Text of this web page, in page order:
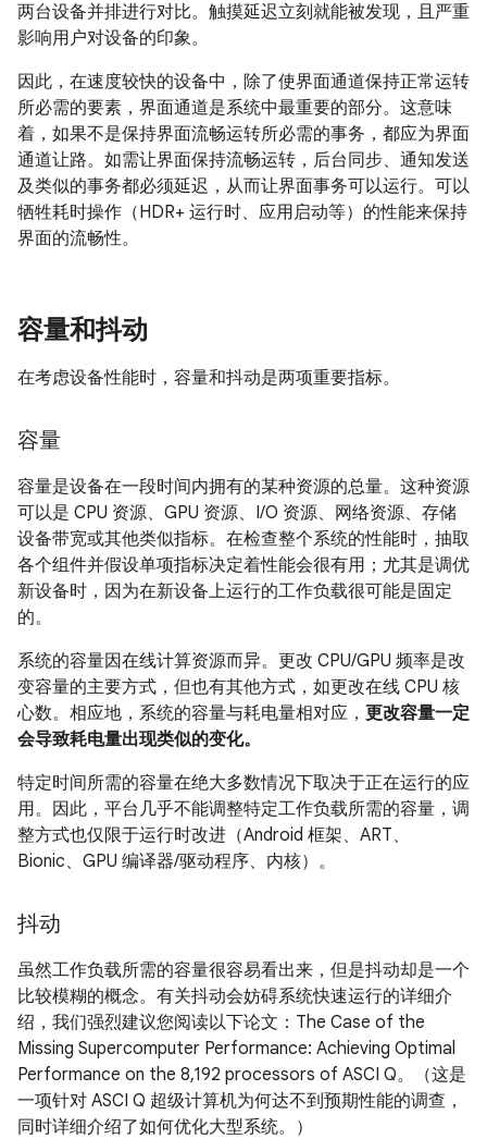
两台设备并排进行对比。触摸延迟立刻就能被发现，且严重
影响用户对设备的印象。
因此，在速度较快的设备中，除了使界面通道保持正常运转
所必需的要素，界面通道是系统中最重要的部分。这意味
着，如果不是保持界面流畅运转所必需的事务，都应为界面
通道让路。如需让界面保持流畅运转，后台同步、通知发送
及类似的事务都必须延迟，从而让界面事务可以运行。可以
牺牲耗时操作（HDR+ 运行时、应用启动等）的性能来保持
界面的流畅性。
容量和抖动
在考虑设备性能时，容量和抖动是两项重要指标。
容量
容量是设备在一段时间内拥有的某种资源的总量。这种资源
可以是 CPU 资源、GPU 资源、I/O 资源、网络资源、存储
设备带宽或其他类似指标。在检查整个系统的性能时，抽取
各个组件并假设单项指标决定着性能会很有用；尤其是调优
新设备时，因为在新设备上运行的工作负载很可能是固定
的。
系统的容量因在线计算资源而异。更改 CPU/GPU 频率是改
变容量的主要方式，但也有其他方式，如更改在线 CPU 核
心数。相应地，系统的容量与耗电量相对应， 更改容量一定
会导致耗电量出现类似的变化。
特定时间所需的容量在绝大多数情况下取决于正在运行的应
用。因此，平台几乎不能调整特定工作负载所需的容量，调
整方式也仅限于运行时改进（Android 框架、ART、
Bionic、GPU 编译器/驱动程序、内核）。
抖动
虽然工作负载所需的容量很容易看出来，但是抖动却是一个
比较模糊的概念。有关抖动会妨碍系统快速运行的详细介
绍，我们强烈建议您阅读以下论文：The Case of the
Missing Supercomputer Performance: Achieving Optimal
Performance on the 8,192 processors of ASCI Q。（这是
一项针对 ASCI Q 超级计算机为何达不到预期性能的调查，
同时详细介绍了如何优化大型系统。）